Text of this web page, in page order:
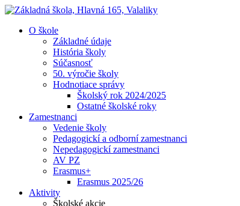
O škole
Základné údaje
História školy
Súčasnosť
50. výročie školy
Hodnotiace správy
Školský rok 2024/2025
Ostatné školské roky
Zamestnanci
Vedenie školy
Pedagogickí a odborní zamestnanci
Nepedagogickí zamestnanci
AV PZ
Erasmus+
Erasmus 2025/26
Aktivity
Školské akcie